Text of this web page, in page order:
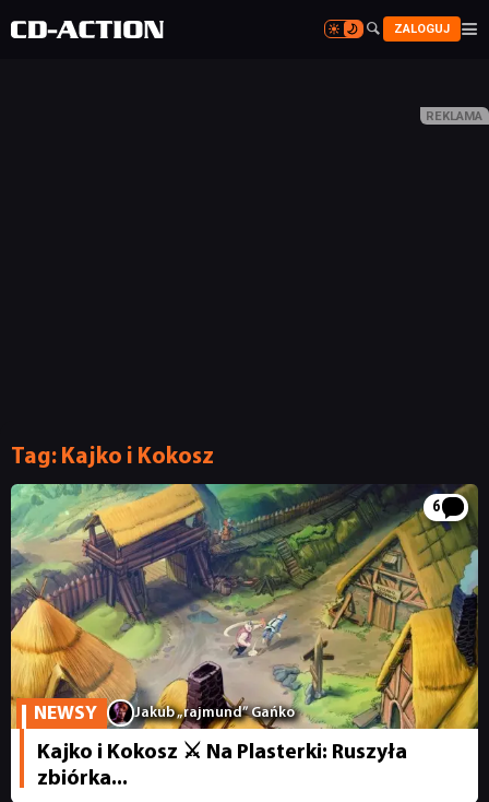

 ZALOGUJ 

NEWSY
RECENZJE
PUBLICYSTYKA
KULTURA
Tag: Kajko i Kokosz
6
NEWSY Jakub „rajmund” Gańko
Kajko i Kokosz ⚔️ Na Plasterki: Ruszyła
zbiórka...